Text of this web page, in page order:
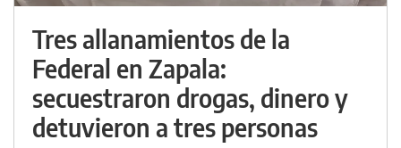
Tres allanamientos de la
Federal en Zapala:
secuestraron drogas, dinero y
detuvieron a tres personas